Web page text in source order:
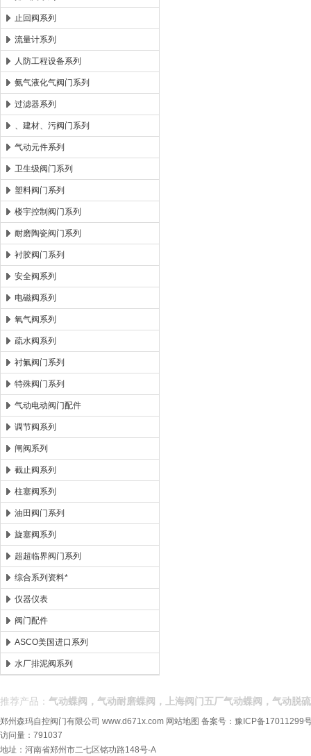
止回阀系列
流量计系列
人防工程设备系列
氨气液化气阀门系列
过滤器系列
、建材、污阀门系列
气动元件系列
卫生级阀门系列
塑料阀门系列
楼宇控制阀门系列
耐磨陶瓷阀门系列
衬胶阀门系列
安全阀系列
电磁阀系列
氧气阀系列
疏水阀系列
衬氟阀门系列
特殊阀门系列
气动电动阀门配件
调节阀系列
闸阀系列
截止阀系列
柱塞阀系列
油田阀门系列
旋塞阀系列
超超临界阀门系列
综合系列资料*
仪器仪表
阀门配件
ASCO美国进口系列
水厂排泥阀系列
推荐产品： 气动蝶阀，气动耐磨蝶阀，上海阀门五厂气动蝶阀，气动脱
郑州森玛自控阀门有限公司 www.d671x.com 网站地图 备案号： 豫ICP备17011299
访问量：791037
地址：河南省郑州市二七区铭功路148号-A